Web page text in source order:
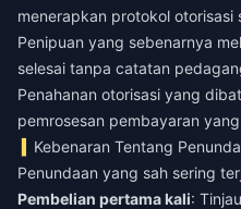
menerapkan protokol otorisasi
Penipuan yang sebenarnya
selesai tanpa catatan
Penahanan otorisasi yang
pemrosesan pembayaran
Kebenaran Tentang
Penundaan yang sah sering
Pembelian pertama kali: